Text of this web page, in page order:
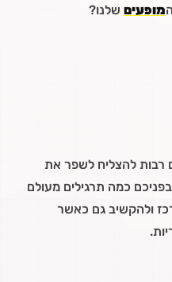
מופעים שלנו?
רבות להצליח לשפר את
כמה תרגילים מעולם
ולהקשיב גם כאשר